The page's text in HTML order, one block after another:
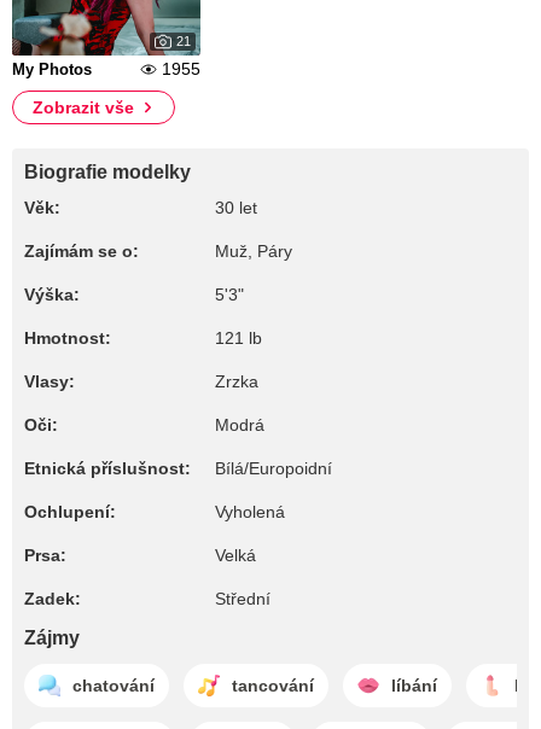
21
My Photos
1955
Zobrazit vše
Biografie modelky
Věk: 30 let
Zajímám se o: Muž, Páry
Výška: 5'3"
Hmotnost: 121 lb
Vlasy: Zrzka
Oči: Modrá
Etnická příslušnost: Bílá/Europoidní
Ochlupení: Vyholená
Prsa: Velká
Zadek: Střední
Zájmy
chatování tancování líbání